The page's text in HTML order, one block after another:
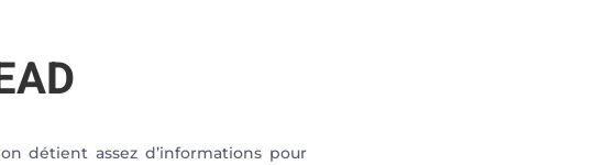
détient assez d’informations pour